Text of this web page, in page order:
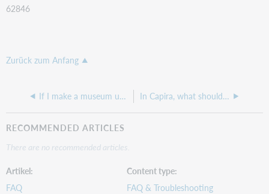
62846
Zurück zum Anfang
If I make a museum uavailable for a certain period of time, what will happen to reservations that were already made during that period? In Capira, what should our URL be for Events if we use LibraryMarket?
RECOMMENDED ARTICLES
There are no recommended articles.
Artikel
FAQ
Content type
FAQ & Troubleshooting